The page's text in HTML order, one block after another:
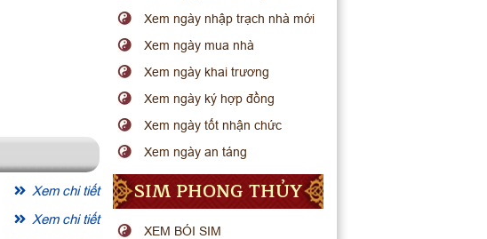
Xem chi tiết
Xem chi tiết
Xem ngày nhập trạch nhà mới
Xem ngày mua nhà
Xem ngày khai trương
Xem ngày ký hợp đồng
Xem ngày tốt nhận chức
Xem ngày an táng
SIM PHONG THỦY
XEM BÓI SIM